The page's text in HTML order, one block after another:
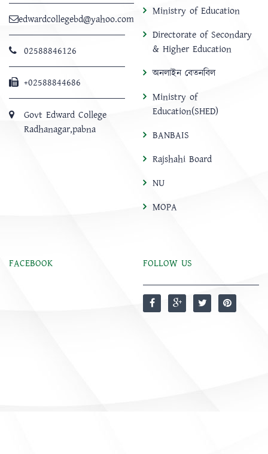
edwardcollegebd@yahoo.com
02588846126
+02588844686
Govt Edward College
Radhanagar,pabna
Ministry of Education
Directorate of Secondary
& Higher Education
অনলাইন বেতনবিল
Ministry of
Education(SHED)
BANBAIS
Rajshahi Board
NU
MOPA
FACEBOOK FOLLOW US